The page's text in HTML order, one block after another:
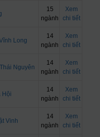
15
ngành
Xem
chi tiết
Long
14
ngành
Xem
chi tiết
Nguyên
14
ngành
Xem
chi tiết
Hội
14
ngành
Xem
chi tiết
Vinh
14
ngành
Xem
chi tiết